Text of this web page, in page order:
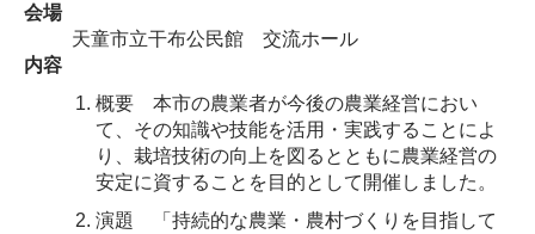
会場
天童市立干布公民館 交流ホール
内容
概要 本市の農業者が今後の農業経営におい
て、その知識や技能を活用・実践することによ
り、栽培技術の向上を図るとともに農業経営の
安定に資することを目的として開催しました。
演題 「持続的な農業・農村づくりを目指して